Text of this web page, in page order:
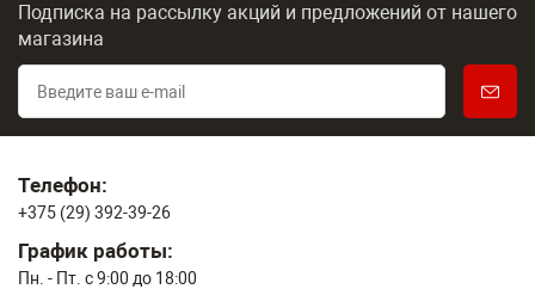
Подписка на рассылку акций и предложений от нашего
магазина
Телефон:
+375 (29) 392-39-26
График работы:
Пн. - Пт. с 9:00 до 18:00